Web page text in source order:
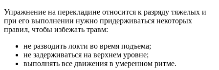
Упражнение на перекладине относится к разряду тяжелых и
при его выполнении нужно придерживаться некоторых
правил, чтобы избежать травм:
не разводить локти во время подъема;
не задерживаться на верхнем уровне;
выполнять все движения в умеренном ритме.